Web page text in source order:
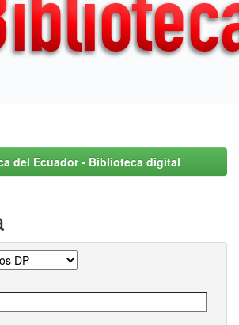
del Ecuador - Biblioteca digital